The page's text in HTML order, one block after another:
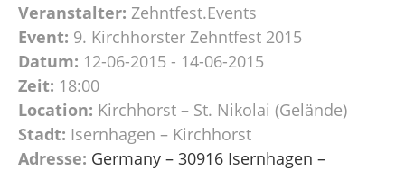
Veranstalter: Zehntfest.Events
Event: 9. Kirchhorster Zehntfest 2015
Datum: 12-06-2015 - 14-06-2015
Zeit: 18:00
Location: Kirchhorst – St. Nikolai (Gelände)
Stadt: Isernhagen – Kirchhorst
Adresse: Germany – 30916 Isernhagen –